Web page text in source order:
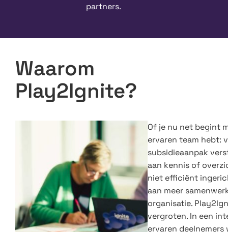
partners.
Waarom
Play2Ignite?
Of je nu net begint
ervaren team hebt:
subsidieaanpak
aan kennis of
niet efficiënt
aan meer
organisatie.
vergroten. In een
ervaren